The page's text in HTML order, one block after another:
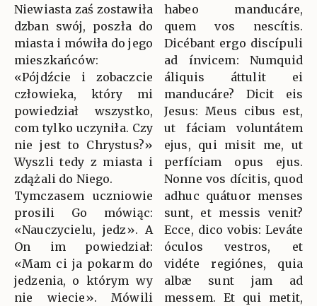
Niewiasta zaś zostawiła
dzban swój, poszła do
miasta i mówiła do jego
mieszkańców:
«Pójdźcie i zobaczcie
człowieka, który mi
powiedział wszystko,
com tylko uczyniła. Czy
nie jest to Chrystus?»
Wyszli tedy z miasta i
zdążali do Niego.
Tymczasem uczniowie
prosili Go mówiąc:
«Nauczycielu, jedz». A
On im powiedział:
«Mam ci ja pokarm do
jedzenia, o którym wy
nie wiecie». Mówili
habeo manducáre,
quem vos nescítis.
Dicébant ergo discípuli
ad ínvicem: Numquid
áliquis áttulit ei
manducáre? Dicit eis
Jesus: Meus cibus est,
ut fáciam voluntátem
ejus, qui misit me, ut
perfíciam opus ejus.
Nonne vos dícitis, quod
adhuc quátuor menses
sunt, et messis venit?
Ecce, dico vobis: Leváte
óculos vestros, et
vidéte regiónes, quia
albæ sunt jam ad
messem. Et qui metit,